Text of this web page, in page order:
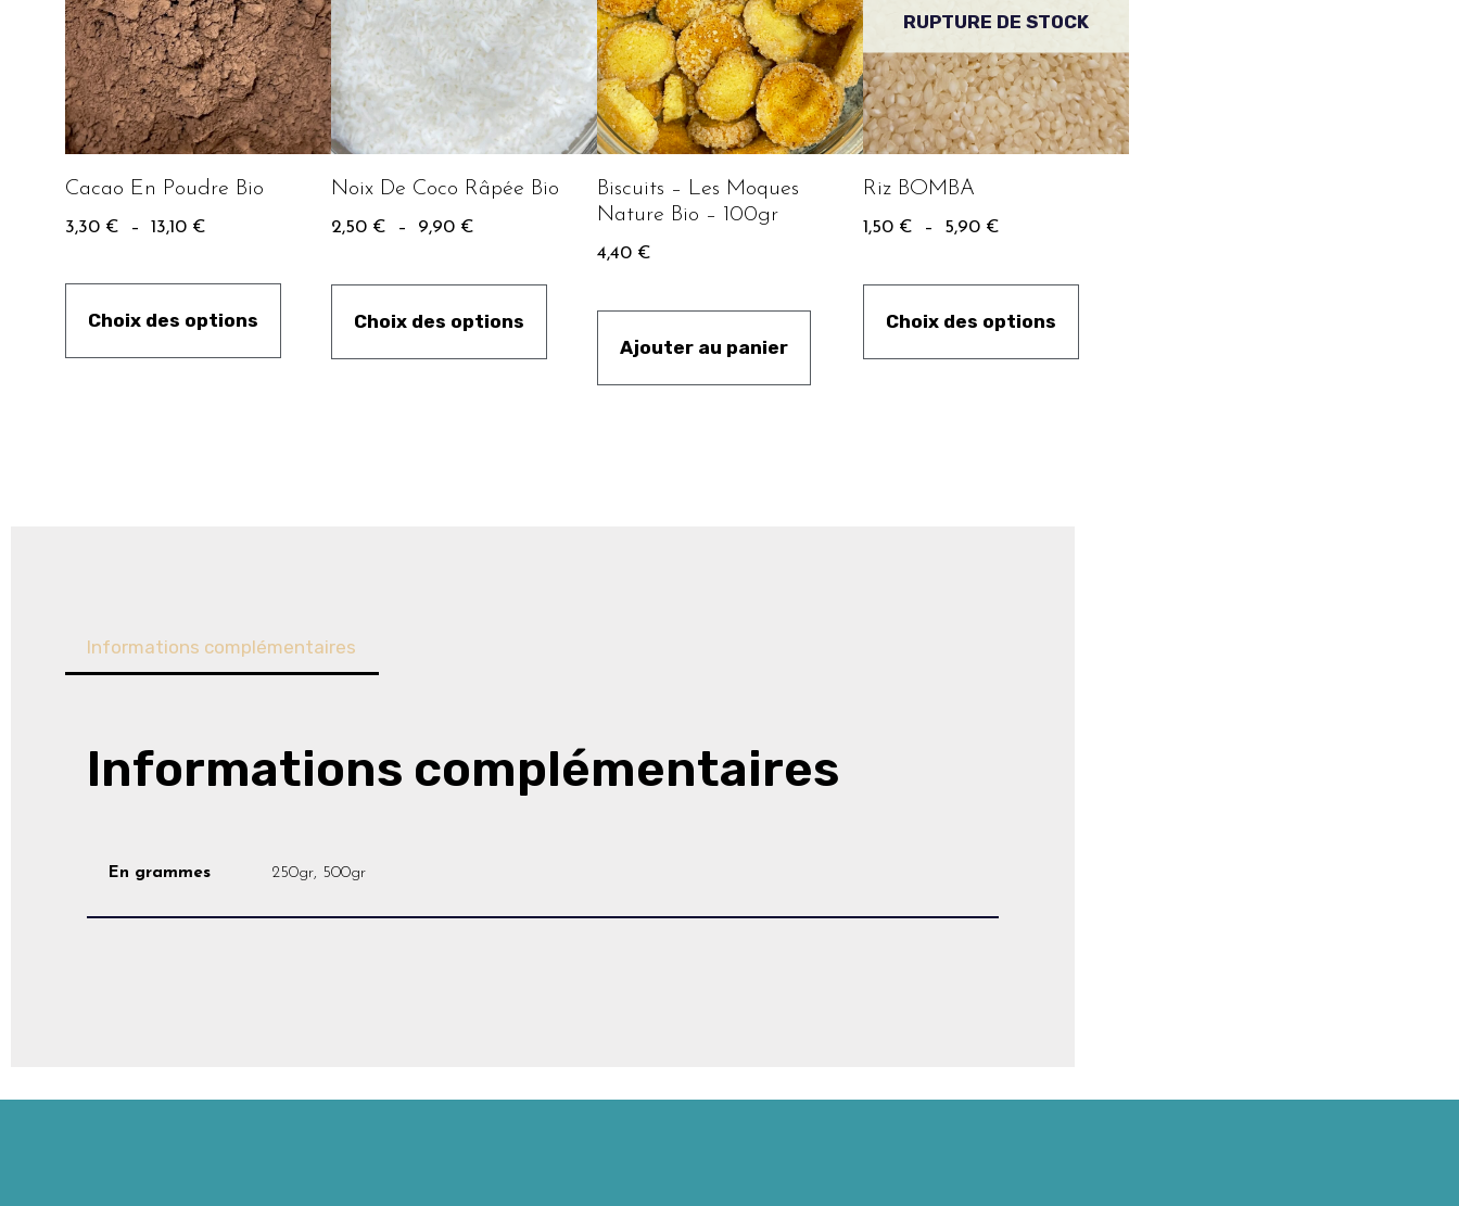
Cacao En Poudre Bio
3,30 € – 13,10 €
Choix des options
Noix De Coco Râpée Bio
2,50 € – 9,90 €
Choix des options
Biscuits – Les Moques
Nature Bio – 100gr
4,40 €
Ajouter au panier
RUPTURE DE STOCK
Riz BOMBA
1,50 € – 5,90 €
Choix des options
Informations complémentaires
Informations complémentaires
En grammes 250gr, 500gr